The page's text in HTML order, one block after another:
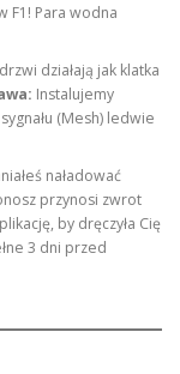
F1! Para wodna
działają jak klatka
Instalujemy
(Mesh) ledwie
naładować
przynosi zwrot
by dręczyła Cię
3 dni przed